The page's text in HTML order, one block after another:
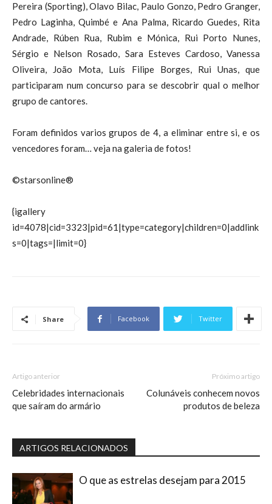
Pereira (Sporting), Olavo Bilac, Paulo Gonzo, Pedro Granger,
Pedro Laginha, Quimbé e Ana Palma, Ricardo Guedes, Rita
Andrade, Rúben Rua, Rubim e Mónica, Rui Porto Nunes,
Sérgio e Nelson Rosado, Sara Esteves Cardoso, Vanessa
Oliveira, João Mota, Luís Filipe Borges, Rui Unas, que
participaram num concurso para se descobrir qual o melhor
grupo de cantores.
Foram definidos varios grupos de 4, a eliminar entre si, e os
vencedores foram… veja na galeria de fotos!
©starsonline®
{igallery
id=4078|cid=3323|pid=61|type=category|children=0|addlink
s=0|tags=|limit=0}
Share Facebook Twitter
Artigo anterior
Celebridades internacionais
que saíram do armário
Próximo artigo
Colunáveis conhecem novos
produtos de beleza
ARTIGOS RELACIONADOS
O que as estrelas desejam para 2015